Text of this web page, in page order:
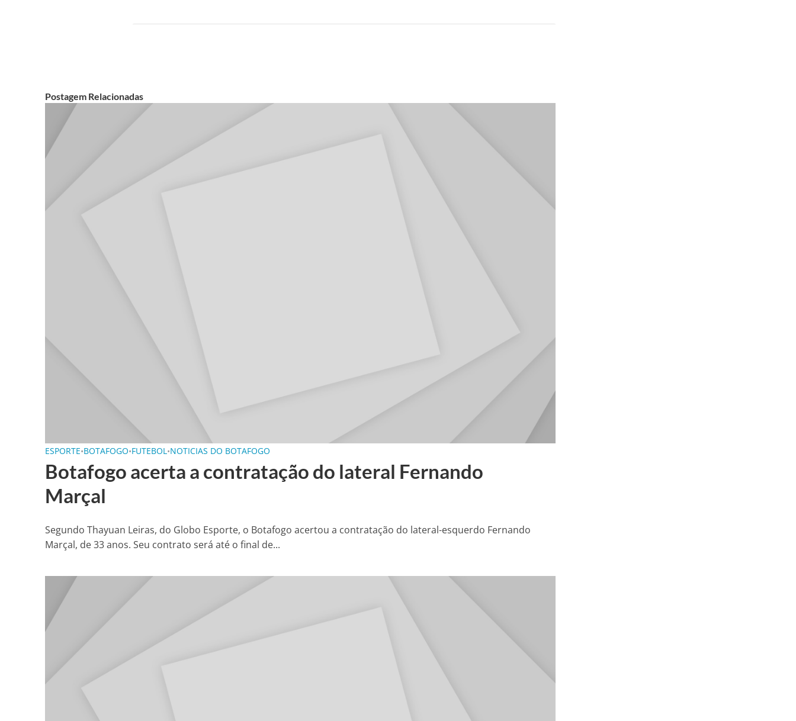
Postagem Relacionadas
ESPORTE•BOTAFOGO•FUTEBOL•NOTICIAS DO BOTAFOGO
Botafogo acerta a contratação do lateral Fernando
Marçal
Segundo Thayuan Leiras, do Globo Esporte, o Botafogo acertou a contratação do lateral-esquerdo Fernando
Marçal, de 33 anos. Seu contrato será até o final de...